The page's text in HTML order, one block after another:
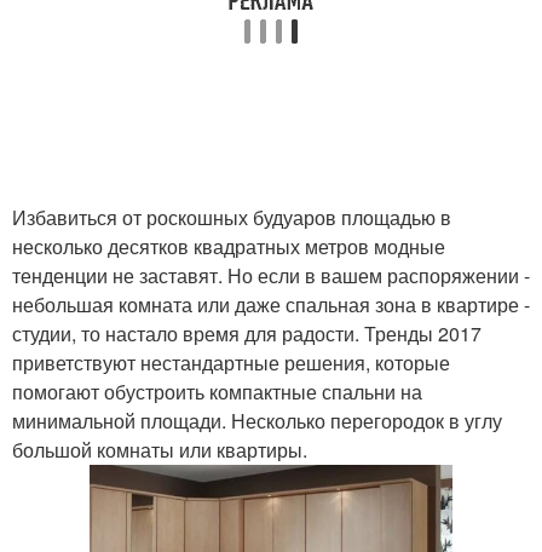
Избавиться от роскошных будуаров площадью в
несколько десятков квадратных метров модные
тенденции не заставят. Но если в вашем распоряжении -
небольшая комната или даже спальная зона в квартире -
студии, то настало время для радости. Тренды 2017
приветствуют нестандартные решения, которые
помогают обустроить компактные спальни на
минимальной площади. Несколько перегородок в углу
большой комнаты или квартиры.